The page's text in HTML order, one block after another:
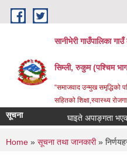
Skip to main content
सानीभेरी गाउँपालिका गाउँ
सिम्ली, रुकुम (पश्चिम
“समाजवाद उन्मुख समृद्धिको
सहितको शिक्षा,स्वास्थ्य
सूचना घाइते अपाङ्गता भएका
You are here
Home » सूचना तथा जानकारी»